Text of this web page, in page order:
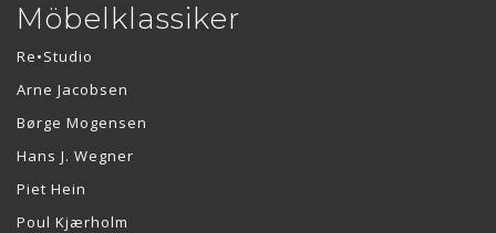
Möbelklassiker
Re•Studio
Arne Jacobsen
Børge Mogensen
Hans J. Wegner
Piet Hein
Poul Kjærholm